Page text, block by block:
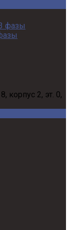
корпус 2, эт. 0,